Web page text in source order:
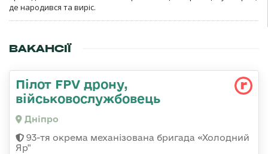
де народився та виріс.
ВАКАНСІЇ
Пілот FPV дрону,
військовослужбовець
Дніпро
93-тя окрема механізована бригада «Холодний
Яр"